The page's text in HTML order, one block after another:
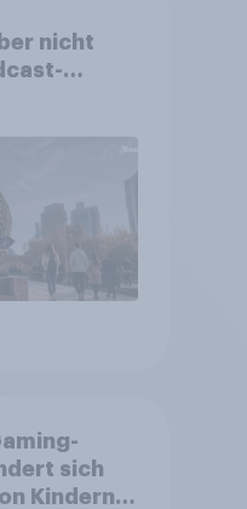
nicht
sich
Kindern